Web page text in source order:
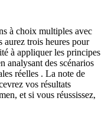
à choix multiples avec
aurez trois heures pour
à appliquer les principes
des scénarios
réelles . La note de
vos résultats
et si vous réussissez,